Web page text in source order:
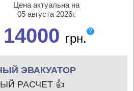
Цена актуальна на
05 августа 2026г.
14000 грн.
?
ЭВАКУАТОР
РАСЧЕТ 👍